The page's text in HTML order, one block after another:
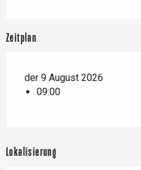
Zeitplan
der 9 August 2026
09:00
Lokalisierung